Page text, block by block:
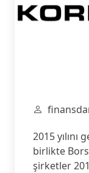
2015 yılını
birlikte
şirketler